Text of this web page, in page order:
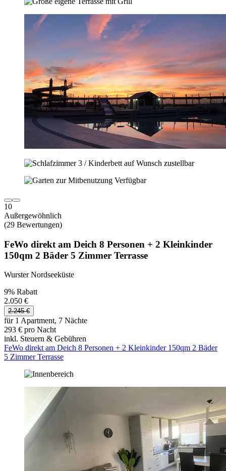
10
Außergewöhnlich
(29 Bewertungen)
FeWo direkt am Deich 8 Personen + 2 Kleinkinder
150qm 2 Bäder 5 Zimmer Terrasse
Wurster Nordseeküste
9% Rabatt
2.050 €
2.245 €
für 1 Apartment, 7 Nächte
293 € pro Nacht
inkl. Steuern & Gebühren
FeWo direkt am Deich 8 Personen + 2 Kleinkinder 150qm 2 Bäder
5 Zimmer Terrasse